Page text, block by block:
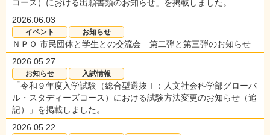
コース）における出願書類のお知らせ」を掲載しました。
2026.06.03
イベント お知らせ
ＮＰＯ 市民団体と学生との交流会 第二弾と第三弾のお知らせ
2026.05.27
お知らせ 入試情報
「令和９年度入学試験（総合型選抜Ⅰ：人文社会科学部グローバ
ル・スタディーズコース）における試験方法変更のお知らせ（追
記）」を掲載しました。
2026.05.22